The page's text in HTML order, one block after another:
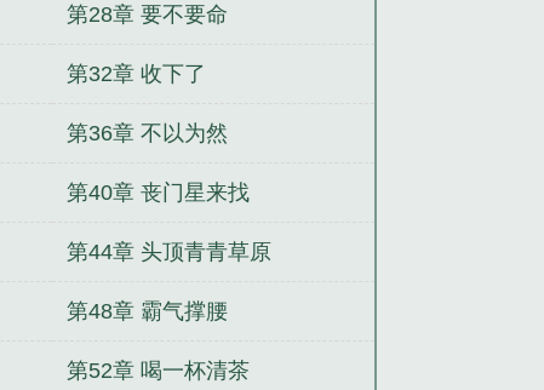
第28章 要不要命
第32章 收下了
第36章 不以为然
第40章 丧门星来找
第44章 头顶青青草原
第48章 霸气撑腰
第52章 喝一杯清茶